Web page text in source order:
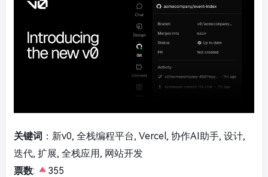
关键词 ：新v0, 全栈编程平台, Vercel, 协作AI助手, 设计,
迭代, 扩展, 全栈应用, 网站开发
票数:
355